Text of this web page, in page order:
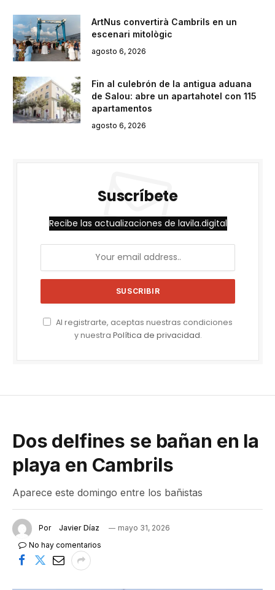
ArtNus convertirà Cambrils en un
escenari mitològic
agosto 6, 2026
Fin al culebrón de la antigua aduana
de Salou: abre un apartahotel con 115
apartamentos
agosto 6, 2026
Suscríbete
Recibe las actualizaciones de lavila.digital
Al registrarte, aceptas nuestras condiciones
y nuestra Política de privacidad.
Dos delfines se bañan en la
playa en Cambrils
Aparece este domingo entre los bañistas
Por Javier Díaz
mayo 31, 2026
No hay comentarios